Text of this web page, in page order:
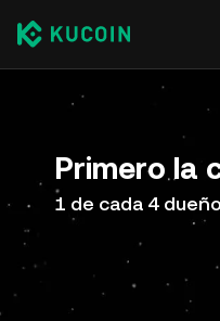
Primero la
1 de cada 4